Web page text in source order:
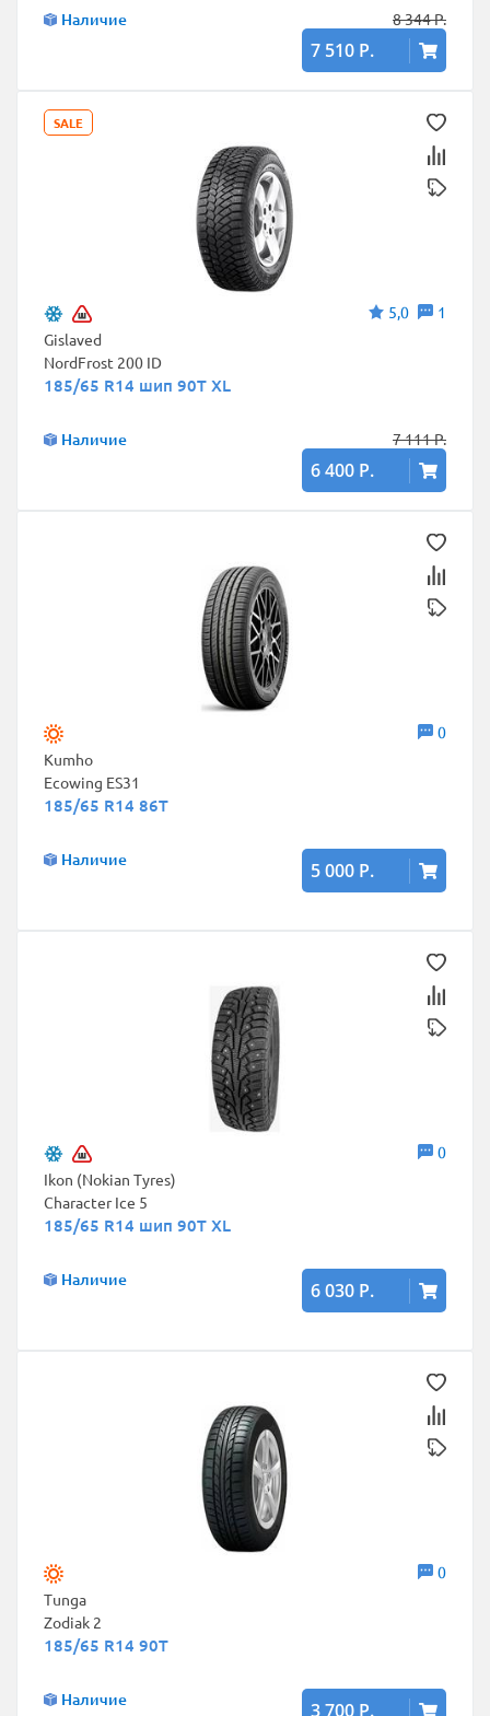
Наличие 8 344 Р.
7 510 Р.
SALE
5,0
1
Gislaved
NordFrost 200 ID
185/65 R14 шип 90T XL
Наличие 7 111 Р.
6 400 Р.
0
Kumho
Ecowing ES31
185/65 R14 86T
Наличие 5 000 Р.
0
Ikon (Nokian Tyres)
Character Ice 5
185/65 R14 шип 90T XL
Наличие 6 030 Р.
0
Tunga
Zodiak 2
185/65 R14 90T
Наличие 3 700 Р.